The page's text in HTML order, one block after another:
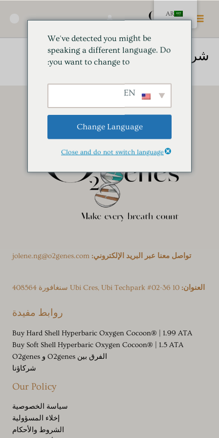
المحتوى
القائمة
الرئيسية
شرنقة HBOT الخفيفة
تواصل معنا عبر البريد الإلكتروني: jolene.ng@o2genes.com
العنوان: 10 Ubi Cres, Ubi Techpark #02-36 سنغافورة 408564
روابط مفيدة
Buy Hard Shell Hyperbaric Oxygen Cocoon® | 1.99 ATA
Buy Soft Shell Hyperbaric Oxygen Cocoon® | 1.5 ATA
الفرق بين O2genes و O2genes
شركاؤنا
Our Policy
سياسة الخصوصية
إخلاء المسؤولية
الشروط والأحكام
AR
We've detected you might be
speaking a different language. Do
you want to change to:
Change Language
Close and do not switch language